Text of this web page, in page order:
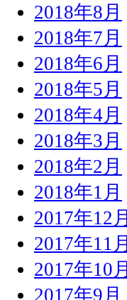
2018年8月
2018年7月
2018年6月
2018年5月
2018年4月
2018年3月
2018年2月
2018年1月
2017年12月
2017年11月
2017年10月
2017年9月